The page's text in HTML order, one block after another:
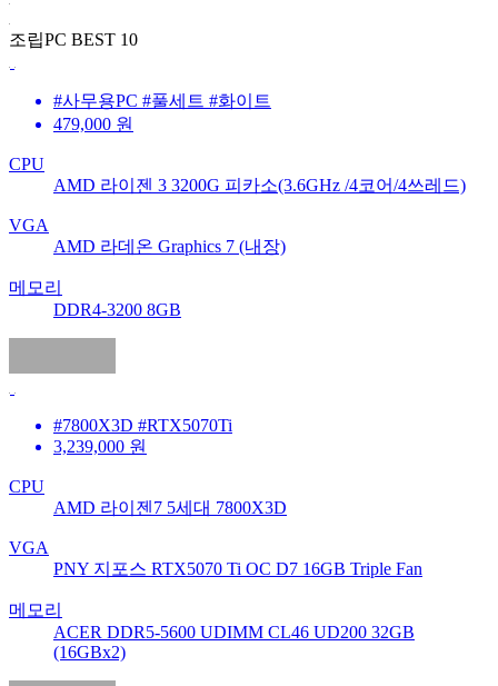
조립PC BEST 10
#사무용PC #풀세트 #화이트
479,000 원
CPU
AMD 라이젠 3 3200G 피카소(3.6GHz /4코어/4쓰레드)
VGA
AMD 라데온 Graphics 7 (내장)
메모리
DDR4-3200 8GB
#7800X3D #RTX5070Ti
3,239,000 원
CPU
AMD 라이젠7 5세대 7800X3D
VGA
PNY 지포스 RTX5070 Ti OC D7 16GB Triple Fan
메모리
ACER DDR5-5600 UDIMM CL46 UD200 32GB
(16GBx2)